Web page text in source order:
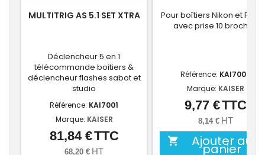
MULTITRIG AS 5.1 SET XTRA
Déclencheur 5 en 1
télécommande boitiers &
déclencheur flashes sabot et
studio
Référence: KAI7001
Marque: KAISER
Prix
81,84 €TTC
68,20 € HT
Pour boîtiers Nikon et
avec prise 10 broches
Référence: KAI7006
Marque: KAISER
Prix
9,77 €TTC
8,14 € HT
 Ajouter au
panier